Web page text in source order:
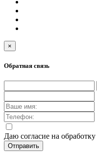
×
Обратная связь
Даю согласие на обработку
Отправить